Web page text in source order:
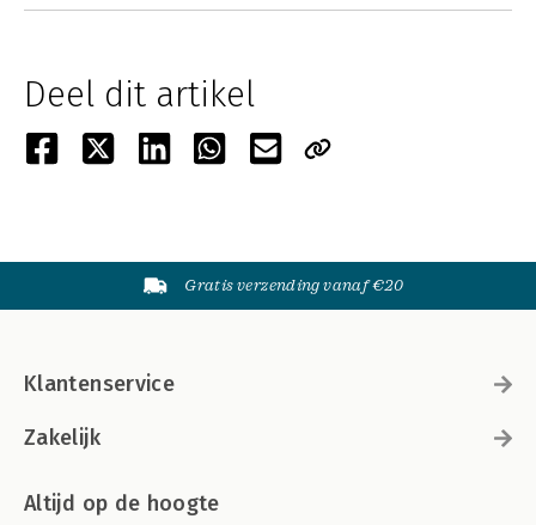
Deel dit artikel
Gratis verzending vanaf €20
Klantenservice
Zakelijk
Altijd op de hoogte